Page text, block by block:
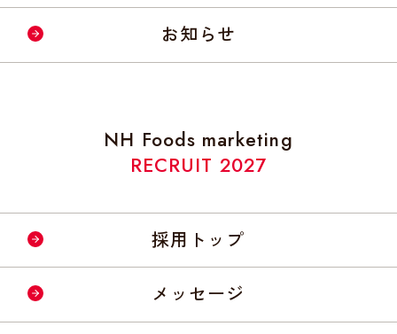
経営理念・方針
お知らせ
NH Foods marketing
RECRUIT 2027
採用トップ
メッセージ